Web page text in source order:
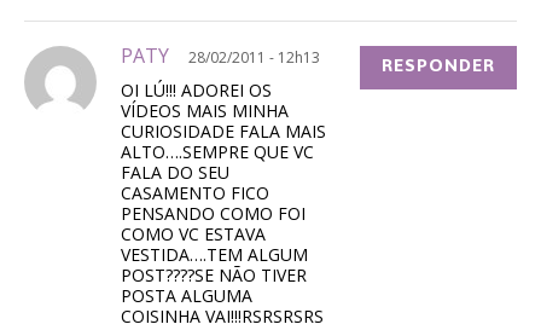
PATY 28/02/2011 - 12h13
OI LÚ!!! ADOREI OS
VÍDEOS MAIS MINHA
CURIOSIDADE FALA MAIS
ALTO….SEMPRE QUE VC
FALA DO SEU
CASAMENTO FICO
PENSANDO COMO FOI
COMO VC ESTAVA
VESTIDA….TEM ALGUM
POST????SE NÃO TIVER
POSTA ALGUMA
COISINHA VAI!!!RSRSRSRS
RESPONDER